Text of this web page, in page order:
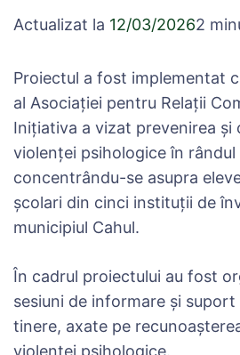
Actualizat la 12/03/20262
Proiectul a fost implementat
al Asociației pentru Relații
Inițiativa a vizat prevenirea și
violenței psihologice în
concentrându-se asupra
școlari din cinci instituții de
municipiul Cahul.
În cadrul proiectului au fost
sesiuni de informare și
tinere, axate pe
violenței psihologice.